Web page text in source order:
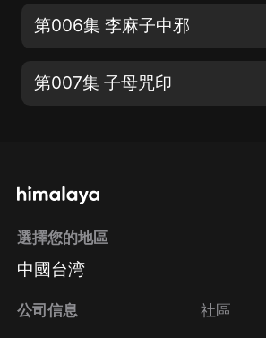
第006集 李麻子中邪
第007集 子母咒印
選擇您的地區
中國台湾
公司信息 社區